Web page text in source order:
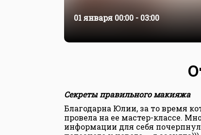
01 января 00:00 - 03:00
Секреты правильного макияжа
Благодарна Юлии, за то время
провела на ее мастер-классе.
информации для себя